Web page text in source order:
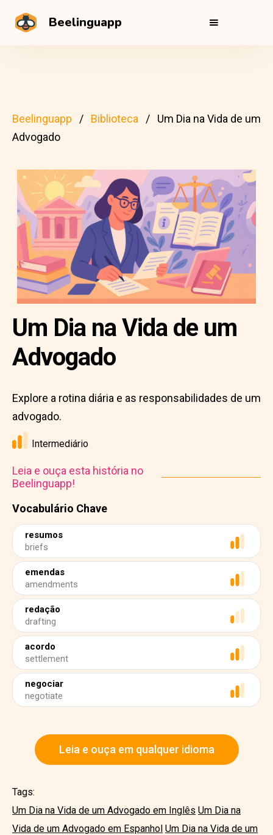
Beelinguapp
Beelinguapp Biblioteca
Um Dia na Vida de um
Advogado
Vocabulário Chave
resumos
briefs
emendas
amendments
redação
drafting
acordo
settlement
negociar
negotiate
Um Dia na Vida de um
Advogado
Explore a rotina diária e as responsabilidades de um
advogado.
Intermediário
Leia e ouça esta história no
Beelinguapp!
Leia e ouça em qualquer idioma
Tags:
Um Dia na Vida de um Advogado em Inglês Um Dia na
Vida de um Advogado em Espanhol Um Dia na Vida de um